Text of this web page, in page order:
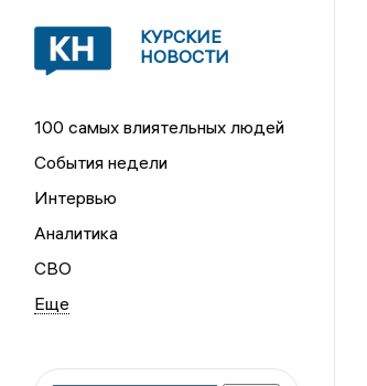
КУРСКИЕ
НОВОСТИ
100 самых влиятельных людей
События недели
Интервью
Аналитика
СВО